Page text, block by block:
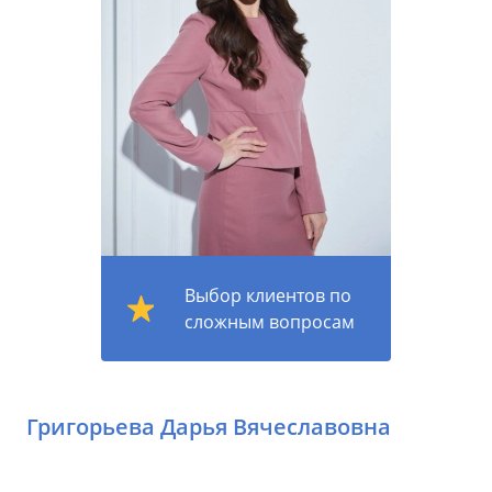
Выбор клиентов по
сложным вопросам
Григорьева Дарья Вячеславовна